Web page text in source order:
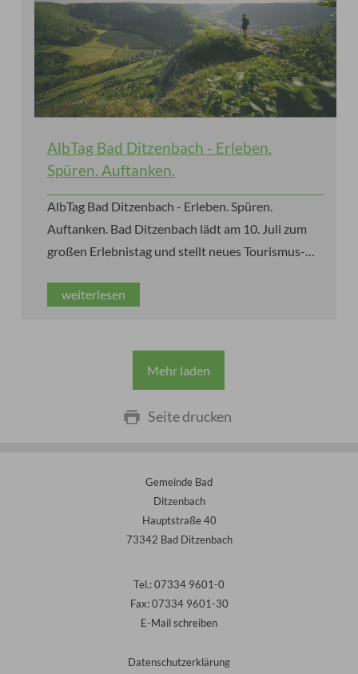
AlbTag Bad Ditzenbach - Erleben.
Spüren. Auftanken.
AlbTag Bad Ditzenbach - Erleben. Spüren.
Auftanken. Bad Ditzenbach lädt am 10. Juli zum
großen Erlebnistag und stellt neues Tourismus-
weiterlesen
Mehr laden
Seite drucken
Gemeinde Bad
Ditzenbach
Hauptstraße 40
73342 Bad Ditzenbach
Tel.: 07334 9601-0
Fax: 07334 9601-30
E-Mail schreiben
Datenschutzerklärung